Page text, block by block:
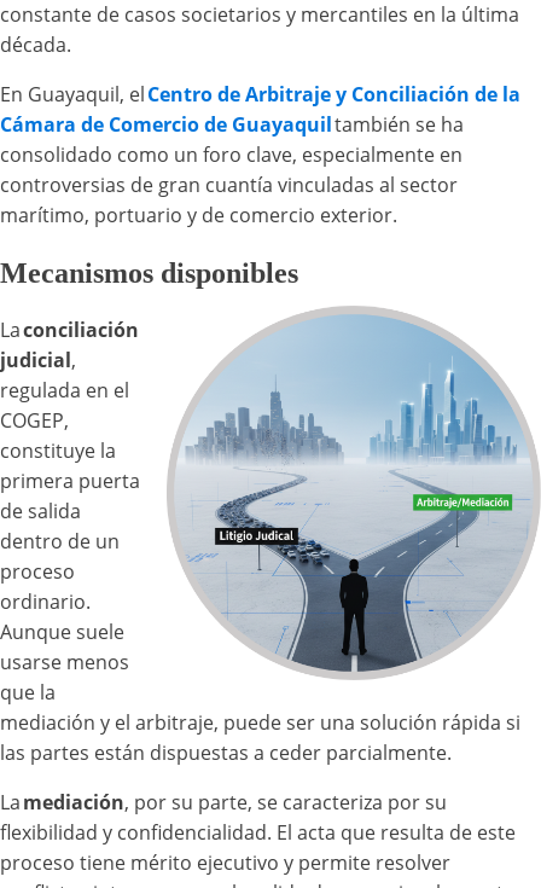
constante de casos societarios y mercantiles en la última
década.
En Guayaquil, elCentro de Arbitraje y Conciliación de la
Cámara de Comercio de Guayaquiltambién se ha
consolidado como un foro clave, especialmente en
controversias de gran cuantía vinculadas al sector
marítimo, portuario y de comercio exterior.
Mecanismos disponibles
Laconciliación
judicial,
regulada en el
COGEP,
constituye la
primera puerta
de salida
dentro de un
proceso
ordinario.
Aunque suele
usarse menos
que la
mediación y el arbitraje, puede ser una solución rápida si
las partes están dispuestas a ceder parcialmente.
Lamediación, por su parte, se caracteriza por su
flexibilidad y confidencialidad. El acta que resulta de este
proceso tiene mérito ejecutivo y permite resolver